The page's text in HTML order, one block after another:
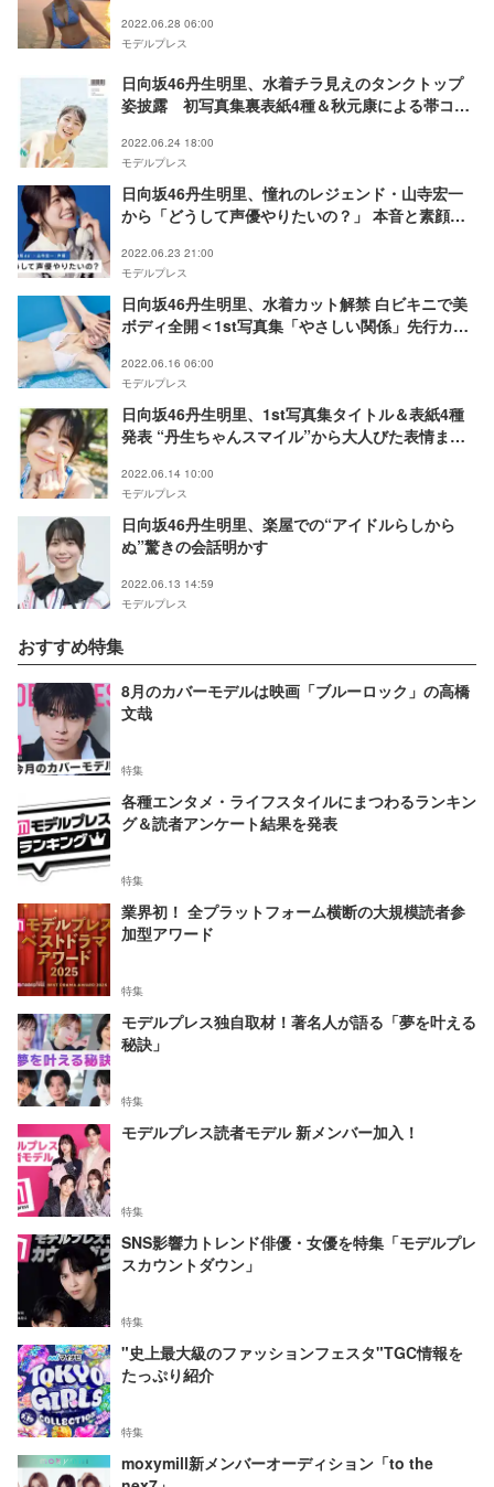
2022.06.28 06:00
モデルプレス
日向坂46丹生明里、水着チラ見えのタンクトップ
姿披露 初写真集裏表紙4種＆秋元康による帯コメ
2022.06.24 18:00
モデルプレス
日向坂46丹生明里、憧れのレジェンド・山寺宏一
から「どうして声優やりたいの？」 本音と素顔に
2022.06.23 21:00
モデルプレス
日向坂46丹生明里、水着カット解禁 白ビキニで美
ボディ全開＜1st写真集「やさしい関係」先行カッ
2022.06.16 06:00
モデルプレス
日向坂46丹生明里、1st写真集タイトル＆表紙4種
発表 “丹生ちゃんスマイル”から大人びた表情まで
2022.06.14 10:00
モデルプレス
日向坂46丹生明里、楽屋での“アイドルらしから
ぬ”驚きの会話明かす
2022.06.13 14:59
モデルプレス
おすすめ特集
8月のカバーモデルは映画「ブルーロック」の高橋
文哉
特集
各種エンタメ・ライフスタイルにまつわるランキン
グ＆読者アンケート結果を発表
特集
業界初！ 全プラットフォーム横断の大規模読者参
加型アワード
特集
モデルプレス独自取材！著名人が語る「夢を叶える
秘訣」
特集
モデルプレス読者モデル 新メンバー加入！
特集
SNS影響力トレンド俳優・女優を特集「モデルプレ
スカウントダウン」
特集
"史上最大級のファッションフェスタ"TGC情報を
たっぷり紹介
特集
moxymill新メンバーオーディション「to the